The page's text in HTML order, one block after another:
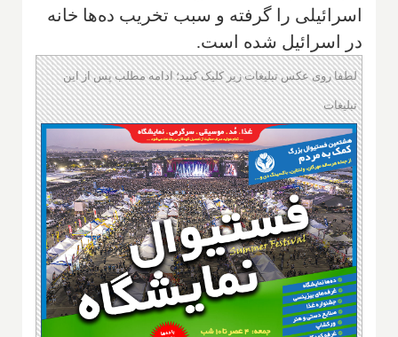
اسرائیلی را گرفته و سبب تخریب ده‌ها خانه
در اسرائیل شده است.
لطفا روی عکس تبلیغات زیر کلیک کنید؛ ادامه مطلب پس از این
تبلیغات